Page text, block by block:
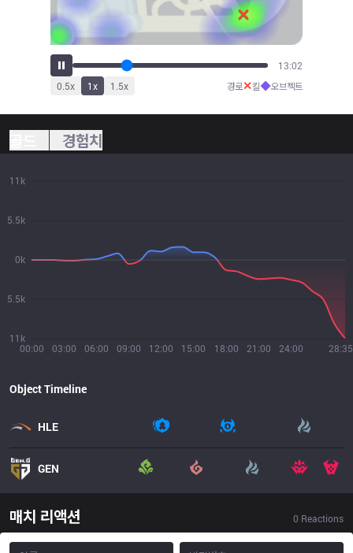
15:33
0.5x 1x 1.5x 경로✕킬◆오브젝트
경험치
00:00 03:00 06:00 09:00 12:00 15:00 18:00 21:00 24:00 28:35
11k
5.5k
0k
5.5k
11k
Object Timeline
HLE
GEN
매치 리액션 0 Reactions